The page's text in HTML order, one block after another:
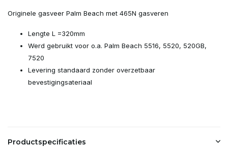
Originele gasveer Palm Beach met 465N gasveren
Lengte L =320mm
Werd gebruikt voor o.a. Palm Beach 5516, 5520, 520GB,
7520
Levering standaard zonder overzetbaar
bevestigingsateriaal
Productspecificaties